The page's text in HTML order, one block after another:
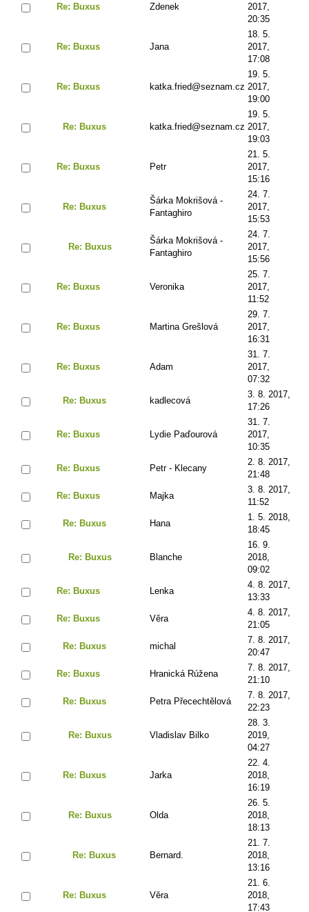
Re: Buxus Zdenek
2017,
20:35
Re: Buxus Jana
18. 5.
2017,
17:08
Re: Buxus katka.fried@seznam.cz
19. 5.
2017,
19:00
Re: Buxus katka.fried@seznam.cz
19. 5.
2017,
19:03
Re: Buxus Petr
21. 5.
2017,
15:16
Re: Buxus
Šárka Mokrišová -
Fantaghiro
24. 7.
2017,
15:53
Re: Buxus
Šárka Mokrišová -
Fantaghiro
24. 7.
2017,
15:56
Re: Buxus Veronika
25. 7.
2017,
11:52
Re: Buxus Martina Grešlová
29. 7.
2017,
16:31
Re: Buxus Adam
31. 7.
2017,
07:32
Re: Buxus kadlecová
3. 8. 2017,
17:26
Re: Buxus Lydie Paďourová
31. 7.
2017,
10:35
Re: Buxus Petr - Klecany
2. 8. 2017,
21:48
Re: Buxus Majka
3. 8. 2017,
11:52
Re: Buxus Hana
1. 5. 2018,
18:45
Re: Buxus Blanche
16. 9.
2018,
09:02
Re: Buxus Lenka
4. 8. 2017,
13:33
Re: Buxus Věra
4. 8. 2017,
21:05
Re: Buxus michal
7. 8. 2017,
20:47
Re: Buxus Hranická Rúžena
7. 8. 2017,
21:10
Re: Buxus Petra Přecechtělová
7. 8. 2017,
22:23
Re: Buxus Vladislav Bilko
28. 3.
2019,
04:27
Re: Buxus Jarka
22. 4.
2018,
16:19
Re: Buxus Olda
26. 5.
2018,
18:13
Re: Buxus Bernard.
21. 7.
2018,
13:16
Re: Buxus Věra
21. 6.
2018,
17:43